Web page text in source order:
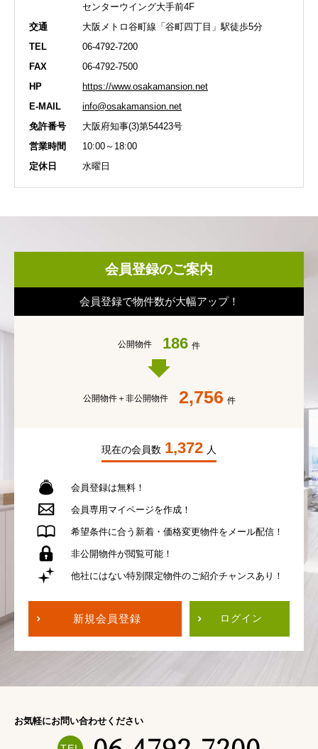
センターウイング大手前4F
交通
大阪メトロ谷町線「谷町四丁目」駅徒歩5分
TEL
06-4792-7200
FAX
06-4792-7500
HP
https://www.osakamansion.net
E-MAIL
info@osakamansion.net
免許番号
大阪府知事(3)第54423号
営業時間
10:00～18:00
定休日
水曜日
会員登録のご案内
会員登録で物件数が大幅アップ！
公開物件 186 件
公開物件＋非公開物件 2,756 件
現在の会員数 1,372 人
会員登録は無料！
会員専用マイページを作成！
希望条件に合う 新着・価格変更物件を メール配信！
非公開物件が閲覧可能！
他社にはない特別限定物件のご紹介チャンスあり！
新規会員登録 ログイン
お気軽にお問い合わせください